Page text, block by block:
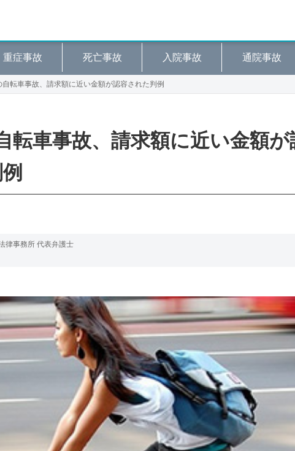
重症事故 死亡事故 入院事故 通院事故
自転車事故、請求額に近い金額が認容された判例
転車事故、請求額に近い金額が
律事務所 代表弁護士